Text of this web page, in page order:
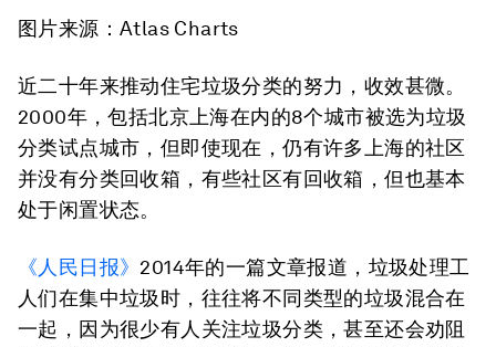
图片来源：Atlas Charts
近二十年来推动住宅垃圾分类的努力，收效甚微。
2000年，包括北京上海在内的8个城市被选为垃圾
分类试点城市，但即使现在，仍有许多上海的社区
并没有分类回收箱，有些社区有回收箱，但也基本
处于闲置状态。
《人民日报》 2014年的一篇文章报道，垃圾处理工
人们在集中垃圾时，往往将不同类型的垃圾混合在
一起，因为很少有人关注垃圾分类，甚至还会劝阻